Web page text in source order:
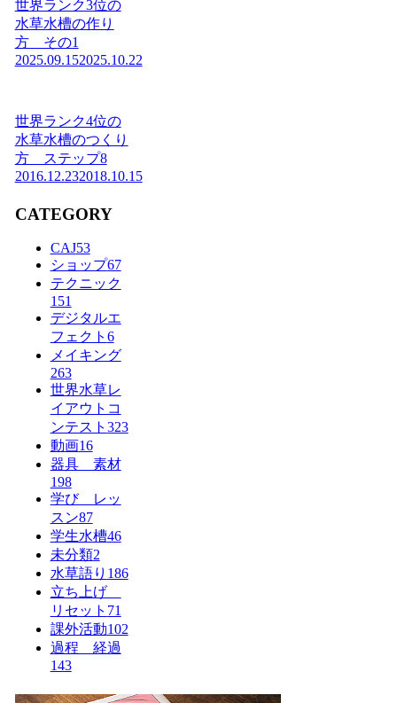
世界ランク3位の
水草水槽の作り
方 その1
2025.09.152025.10.22
世界ランク4位の
水草水槽のつくり
方 ステップ8
2016.12.232018.10.15
CATEGORY
CAJ53
ショップ67
テクニック
151
デジタルエ
フェクト 6
メイキング
263
世界水草レ
イアウトコ
ンテスト 323
動画16
器具 素材
198
学び レッ
スン87
学生水槽46
未分類2
水草語り 186
立ち上げ
リセット 71
課外活動102
過程 経過
143